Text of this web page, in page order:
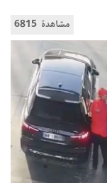
6815 مشاهدة